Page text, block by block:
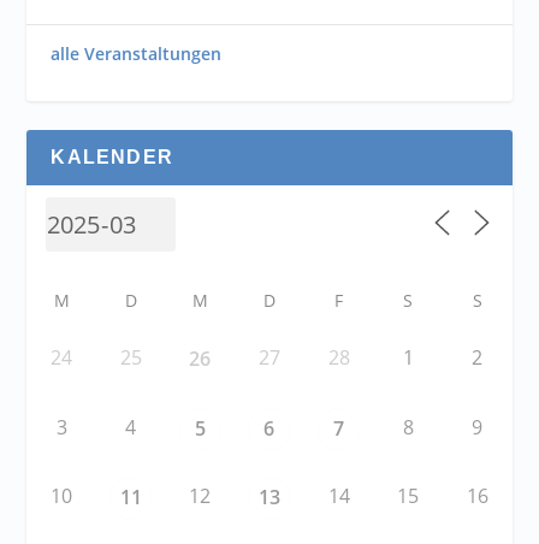
alle Veranstaltungen
KALENDER
M D M D F S S
24 25 26 27 28 1 2
3 4 5 6 7 8 9
10 11 12 13 14 15 16